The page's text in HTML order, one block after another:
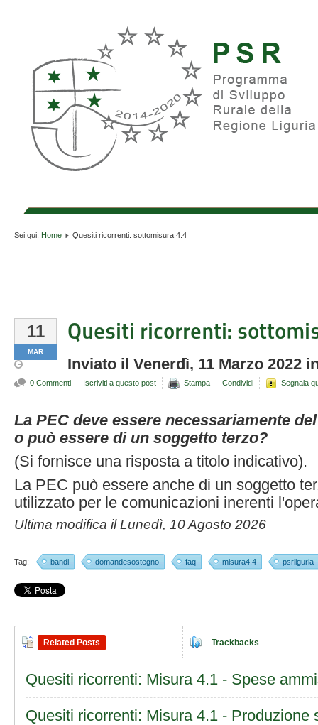
Sei qui: Home Quesiti ricorrenti: sottomisura 4.4
11
MAR
Quesiti ricorrenti:
Inviato il Venerdì, 11 Marzo 2022
0 Commenti Iscriviti a questo post Stampa Condividi Segnala
La PEC deve essere necessariamente
o può essere di un soggetto terzo?
(Si fornisce una risposta a titolo indicativo).
La PEC può essere anche di un soggetto
utilizzato per le comunicazioni inerenti
Ultima modifica ilLunedì, 10 Agosto 2026
Tag: bandi domandesostegno faq misura4.4 psrliguria
Related Posts Trackbacks
Quesiti ricorrenti: Misura 4.1 - Spese
Quesiti ricorrenti: Misura 4.1 - Produzione